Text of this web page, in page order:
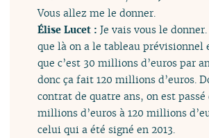
Vous allez me le donner.
Élise Lucet : Je vais vous le
que là on a le tableau prévisionnel
que c’est 30 millions d’euros par
donc ça fait 120 millions d’euros.
contrat de quatre ans, on est passé
millions d’euros à 120 millions
celui qui a été signé en 2013.